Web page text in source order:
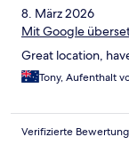
8. März 2026
Mit Google
Great location,
Tony, Aufenthalt
Verifizierte Bewertung